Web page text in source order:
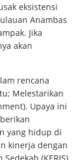
eksistensi
Anambas
Jika
akan
rencana
Melestarikan
Upaya ini
yang hidup di
kinerja dengan